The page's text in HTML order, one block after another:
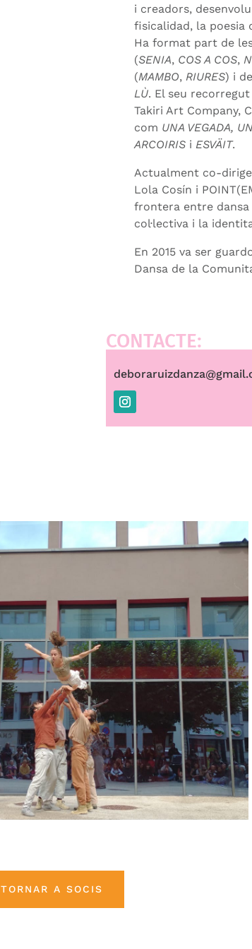
i creadors,
fisicalidad, la poesia
Ha format part de
(SENIA, COS A COS,
(MAMBO, RIURES) i
LÙ. El seu
Takiri Art Company,
com UNA VEGADA,
ARCOIRIS i ESVÄIT.
Actualment co-
Lola Cosín i
frontera entre
col·lectiva i la
En 2015 va ser
Dansa de la
CONTACTE:
TORNAR A SOCIS